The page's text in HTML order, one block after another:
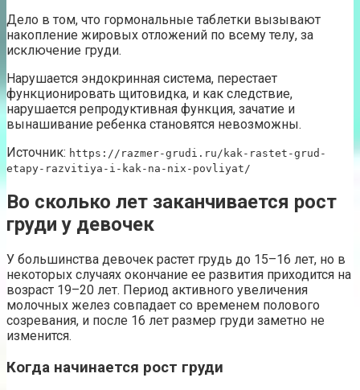
Дело в том, что гормональные таблетки вызывают
накопление жировых отложений по всему телу, за
исключение груди.
Нарушается эндокринная система, перестает
функционировать щитовидка, и как следствие,
нарушается репродуктивная функция, зачатие и
вынашивание ребенка становятся невозможны.
Источник: https://razmer-grudi.ru/kak-rastet-grud-
etapy-razvitiya-i-kak-na-nix-povliyat/
Во сколько лет заканчивается рост
груди у девочек
У большинства девочек растет грудь до 15–16 лет, но в
некоторых случаях окончание ее развития приходится на
возраст 19–20 лет. Период активного увеличения
молочных желез совпадает со временем полового
созревания, и после 16 лет размер груди заметно не
изменится.
Когда начинается рост груди